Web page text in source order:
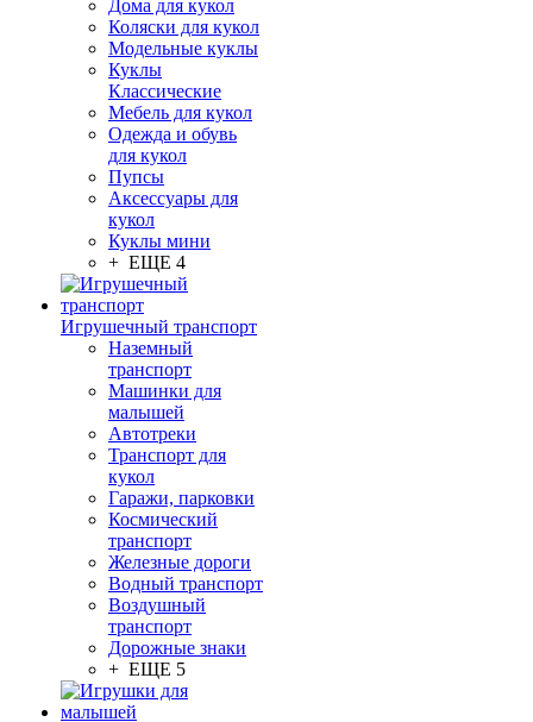
Дома для кукол
Коляски для кукол
Модельные куклы
Куклы
Классические
Мебель для кукол
Одежда и обувь
для кукол
Пупсы
Аксессуары для
кукол
Куклы мини
+ ЕЩЕ 4
Игрушечный транспорт
Наземный
транспорт
Машинки для
малышей
Автотреки
Транспорт для
кукол
Гаражи, парковки
Космический
транспорт
Железные дороги
Водный транспорт
Воздушный
транспорт
Дорожные знаки
+ ЕЩЕ 5